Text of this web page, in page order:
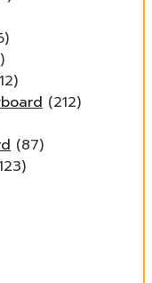
(212)
(87)